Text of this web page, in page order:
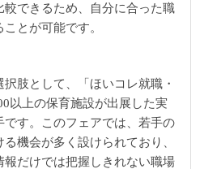
できるため、自分に合った職
とが可能です。
肢として、「ほいコレ就職・
以上の保育施設が出展した実
す。このフェアでは、若手の
機会が多く設けられており、
だけでは把握しきれない職場